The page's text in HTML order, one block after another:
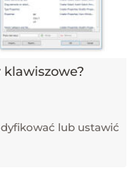
klawiszowe?
lub ustawić